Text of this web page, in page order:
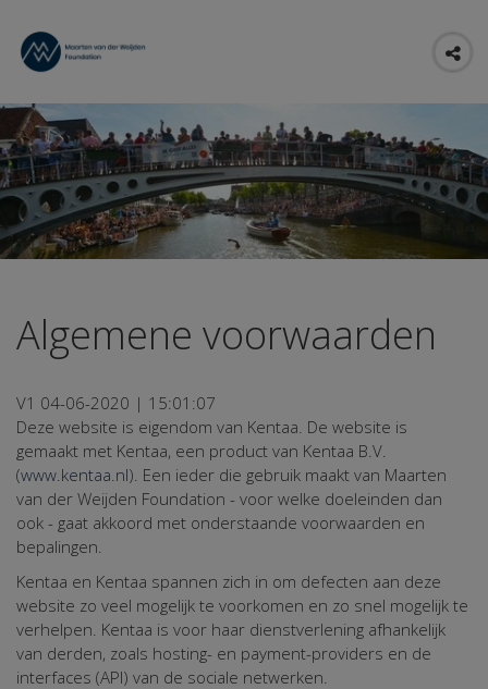
Algemene voorwaarden
V1 04-06-2020 | 15:01:07
Deze website is eigendom van Kentaa. De website is
gemaakt met Kentaa, een product van Kentaa B.V.
(www.kentaa.nl). Een ieder die gebruik maakt van Maarten
van der Weijden Foundation - voor welke doeleinden dan
ook - gaat akkoord met onderstaande voorwaarden en
bepalingen.
Kentaa en Kentaa spannen zich in om defecten aan deze
website zo veel mogelijk te voorkomen en zo snel mogelijk te
verhelpen. Kentaa is voor haar dienstverlening afhankelijk
van derden, zoals hosting- en payment-providers en de
interfaces (API) van de sociale netwerken.